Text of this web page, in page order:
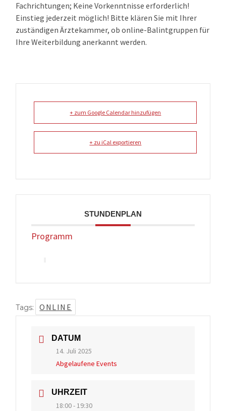
Fachrichtungen; Keine Vorkenntnisse erforderlich!
Einstieg jederzeit möglich! Bitte klären Sie mit Ihrer
zuständigen Ärztekammer, ob online-Balintgruppen für
Ihre Weiterbildung anerkannt werden.
+ zum Google Calendar hinzufügen
+ zu iCal exportieren
STUNDENPLAN
Programm
Tags: ONLINE
DATUM
14. Juli 2025
Abgelaufene Events
UHRZEIT
18:00 - 19:30